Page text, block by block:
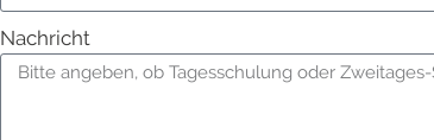
Nachricht